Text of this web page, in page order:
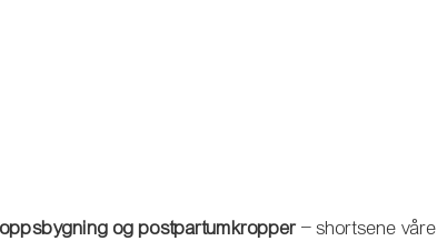
og postpartumkropper – shortsene våre